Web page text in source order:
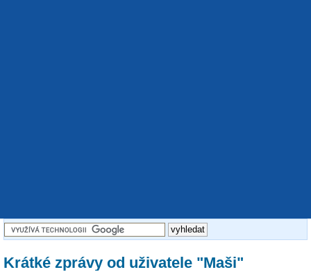
Krátké zprávy od uživatele "Maši"